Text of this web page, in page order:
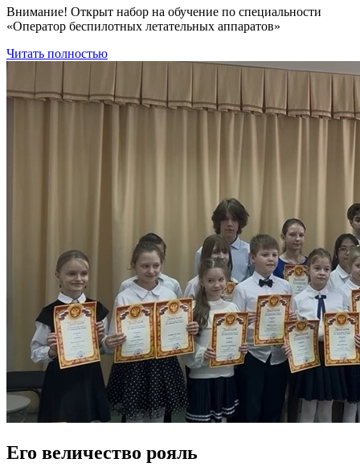
Внимание! Открыт набор на обучение по специальности
«Оператор беспилотных летательных аппаратов»
Читать полностью
Его величество рояль